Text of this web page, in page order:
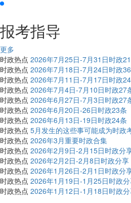
报考指导
更多
时政热点 2026年7月25日-7月31日时政
时政热点 2026年7月18日-7月24日时政
时政热点 2026年7月11日-7月17日时政
时政热点 2026年7月4日-7月10日时政27
时政热点 2026年6月27日-7月3日时政27
时政热点 2026年6月20日-26日时政23条
时政热点 2026年6月13日-19日时政24条
时政热点 5月发生的这些事可能成为时政
时政热点 2026年3月重要时政合集
时政热点 2026年2月9日-2月15日时政分
时政热点 2026年2月2日-2月8日时政分享
时政热点 2026年1月26日-2月1日时政分
时政热点 2026年1月19日-1月25日时政
时政热点 2026年1月12日-1月18日时政